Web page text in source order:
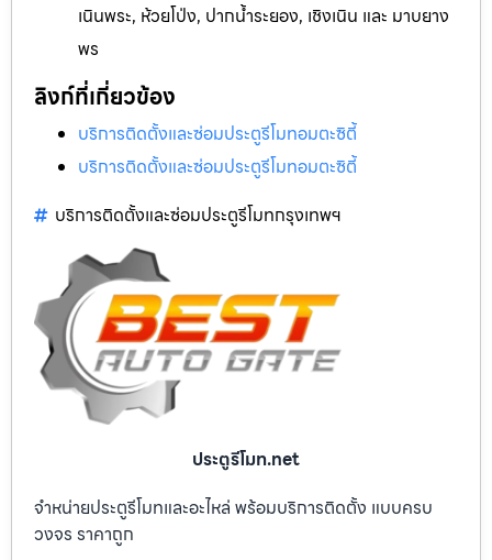
เนินพระ, ห้วยโป่ง, ปากน้ำระยอง, เชิงเนิน และ มาบยาง
พร
ลิงก์ที่เกี่ยวข้อง
บริการติดตั้งและซ่อมประตูรีโมทอมตะซิตี้
บริการติดตั้งและซ่อมประตูรีโมทอมตะซิตี้
บริการติดตั้งและซ่อมประตูรีโมทกรุงเทพฯ
ประตูรีโมท.net
จำหน่ายประตูรีโมทและอะไหล่ พร้อมบริการติดตั้ง แบบครบ
วงจร ราคาถูก